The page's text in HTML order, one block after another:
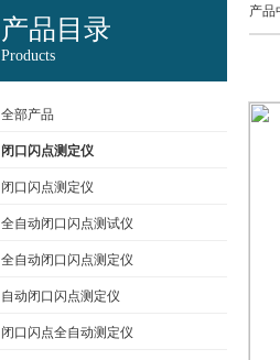
产品目录
Products
全部产品
闭口闪点测定仪
闭口闪点测定仪
全自动闭口闪点测试仪
全自动闭口闪点测定仪
自动闭口闪点测定仪
闭口闪点全自动测定仪
产品